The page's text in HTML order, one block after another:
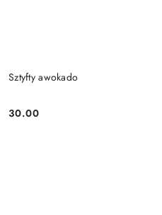
Sztyfty awokado
Cena:
30.00